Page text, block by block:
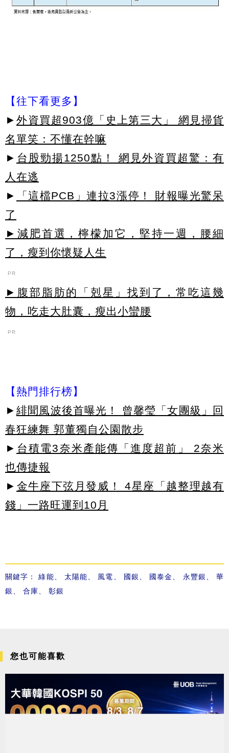
【往下看更多】
► 外資買超903億「史上第三大」 網見掃貨
名單笑：不懂在幹嘛
► 台股勁揚1250點！ 網見外資買超驚：有
人在逃
►
「這檔PCB」連拉3漲停！ 財報曝光驚呆
了
►減肥首選，檸檬加它，堅持一週，腰細
了，瘦到你懷疑人生
PR
►腹部脂肪的「剋星」找到了，常吃這幾
物，吃走大肚囊，瘦出小蠻腰
PR
【熱門排行榜】
► 緋聞風波後首曝光！ 曾馨瑩「女團級」回
春狂練舞 郭董獨自公園散步
► 台積電3奈米產能傳「進度超前」 2奈米
也傳捷報
► 金牛座下弦月發威！ 4星座「越整理越有
錢」一路旺運到10月
關鍵字：綠能 太陽能 風電 國銀 國泰金 永豐銀
華
銀
合庫 彰銀
您也可能喜歡